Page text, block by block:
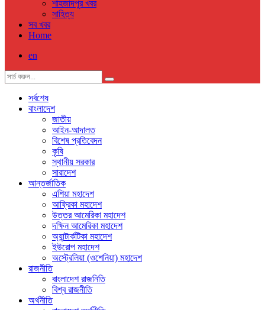
শাহজাদপুর খবর
সাহিত্য
সব খবর
Home
en
সর্বশেষ
বাংলাদেশ
জাতীয়
আইন-আদালত
বিশেষ প্রতিবেদন
কৃষি
স্থানীয় সরকার
সারাদেশ
আন্তর্জাতিক
এশিয়া মহাদেশ
আফ্রিকা মহাদেশ
উত্তর আমেরিকা মহাদেশ
দক্ষিন আমেরিকা মহাদেশ
অ্যান্টার্কটিকা মহাদেশ
ইউরোপ মহাদেশ
অস্ট্রেলিয়া (ওশেনিয়া) মহাদেশ
রাজনীতি
বাংলাদেশ রাজনিতি
বিশ্ব রাজনীতি
অর্থনীতি